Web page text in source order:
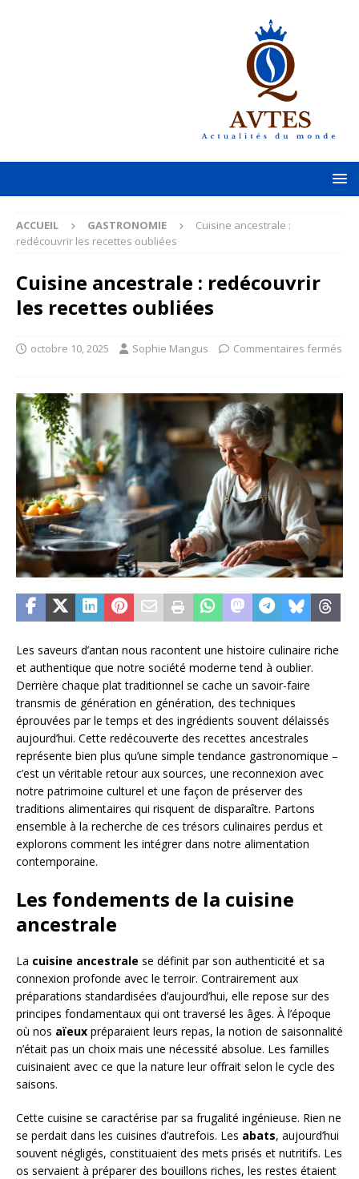
ACCUEIL GASTRONOMIE
Cuisine ancestrale :
redécouvrir les recettes oubliées
Cuisine ancestrale : redécouvrir
les recettes oubliées
octobre 10, 2025 Sophie Mangus Commentaires fermés
Les saveurs d’antan nous racontent une histoire culinaire riche
et authentique que notre société moderne tend à oublier.
Derrière chaque plat traditionnel se cache un savoir-faire
transmis de génération en génération, des techniques
éprouvées par le temps et des ingrédients souvent délaissés
aujourd’hui. Cette redécouverte des recettes ancestrales
représente bien plus qu’une simple tendance gastronomique –
c’est un véritable retour aux sources, une reconnexion avec
notre patrimoine culturel et une façon de préserver des
traditions alimentaires qui risquent de disparaître. Partons
ensemble à la recherche de ces trésors culinaires perdus et
explorons comment les intégrer dans notre alimentation
contemporaine.
Les fondements de la cuisine
ancestrale
La cuisine ancestrale se définit par son authenticité et sa
connexion profonde avec le terroir. Contrairement aux
préparations standardisées d’aujourd’hui, elle repose sur des
principes fondamentaux qui ont traversé les âges. À l’époque
où nos aïeux préparaient leurs repas, la notion de saisonnalité
n’était pas un choix mais une nécessité absolue. Les familles
cuisinaient avec ce que la nature leur offrait selon le cycle des
saisons.
Cette cuisine se caractérise par sa frugalité ingénieuse. Rien ne
se perdait dans les cuisines d’autrefois. Les abats, aujourd’hui
souvent négligés, constituaient des mets prisés et nutritifs. Les
os servaient à préparer des bouillons riches, les restes étaient